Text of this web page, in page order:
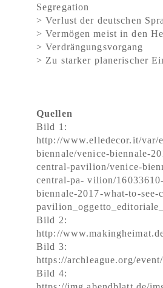
Segregation
> Verlust der deutschen
> Vermögen meist in den
> Verdrängungsvorgang
> Zu starker planerischer
Quellen
Bild 1:
http://www.elledecor.it/var/
biennale/venice-biennale-
central-pavilion/venice-
central-pa- vilion/
biennale-2017-what-to-see-
Bild 2:
http://
Bild 3:
https://archleague.org/
Bild 4: